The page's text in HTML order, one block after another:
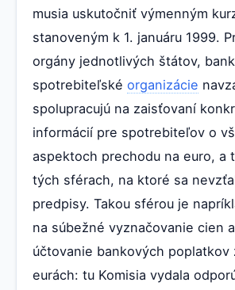
musia uskutočniť výmenným
stanoveným k 1. januáru 1999.
orgány jednotlivých štátov,
spotrebiteľské organizácie
spolupracujú na zaisťovaní
informácií pre spotrebiteľov o
aspektoch prechodu na euro, a
tých sférach, na ktoré sa
predpisy. Takou sférou je
na súbežné vyznačovanie cien
účtovanie bankových poplatkov
eurách: tu Komisia vydala